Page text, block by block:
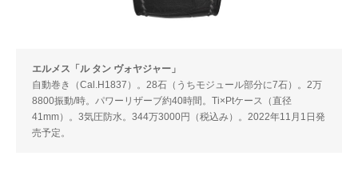
エルメス「ル タン ヴォヤジャー」
自動巻き（Cal.H1837）。28石（うちモジュール部分に7石）。2万
8800振動/時。パワーリザーブ約40時間。Ti×Ptケース（直径
41mm）。3気圧防水。344万3000円（税込み）。2022年11月1日発
売予定。